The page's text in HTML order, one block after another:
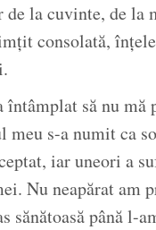
de la cuvinte, de
consolată,
să nu mă
s-a numit ca
iar uneori a
Nu neapărat am
sănătoasă până l-